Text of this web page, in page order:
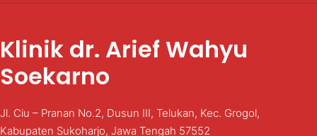
Klinik dr. Arief Wahyu
Soekarno
Jl. Ciu – Pranan No.2, Dusun III, Telukan, Kec. Grogol,
Kabupaten Sukoharjo, Jawa Tengah 57552